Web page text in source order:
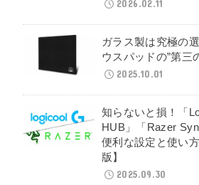
2026.02.11
ガラス製は究極の
ウスパッドの”第三
2025.10.01
知らないと損！「
HUB」「Razer
便利な設定と使い
版】
2025.09.30